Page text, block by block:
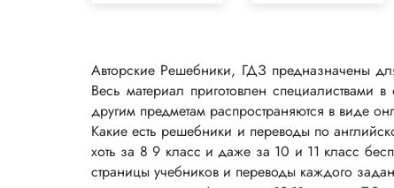
Авторские Решебники, ГДЗ предназначены
Весь материал приготовлен
другим предметам распространяются в виде
Какие есть решебники и переводы по
хоть за 8 9 класс и даже за 10 и 11 класс
страницы учебников и переводы каждого